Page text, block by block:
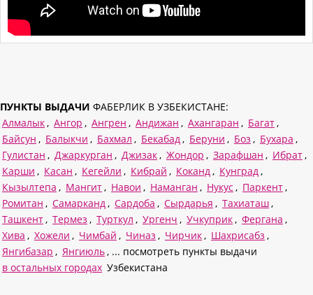
ПУНКТЫ ВЫДАЧИ ФАБЕРЛИК В УЗБЕКИСТАНЕ:
Алмалык , Ангор , Ангрен , Андижан , Ахангаран , Багат ,
Байсун , Балыкчи , Бахмал , Бекабад , Беруни , Боз , Бухара ,
Гулистан , Джаркурган , Джизак , Жондор , Зарафшан , Ибрат ,
Карши , Касан , Кегейли , Кибрай , Коканд , Кунград ,
Кызылтепа , Мангит , Навои , Наманган , Нукус , Паркент ,
Ромитан , Самарканд , Сардоба , Сырдарья , Тахиаташ ,
Ташкент , Термез , Турткул , Ургенч , Учкуприк , Фергана ,
Хива , Хожели , Чимбай , Чиназ , Чирчик , Шахрисабз ,
Янгибазар , Янгиюль , ... посмотреть пункты выдачи
в остальных городах Узбекистана